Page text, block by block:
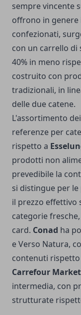
sempre vincente
offrono in genere
confezionati,
con un carrello di
40% in meno
costruito con
tradizionali, in
delle due catene.
L'assortimento
referenze per
rispetto a
prodotti non
prevedibile la
si distingue per le
il prezzo effettivo
categorie
card. Conad ha
e Verso Natura,
contenuti
Carrefour Market
intermedia, con
strutturate